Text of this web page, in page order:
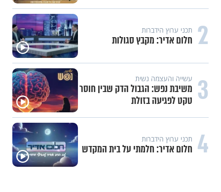
2 תכני ערוץ הידברות
חלום אדיר: מקבץ סגולות
3 עשייה והעצמה נשית
משיבת נפש: הגבול הדק שבין חוסר
טקט לפגיעה בזולת
4 תכני ערוץ הידברות
חלום אדיר: חלמתי על בית המקדש